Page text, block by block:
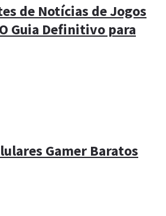
de Notícias de Jogos
Guia Definitivo para
Gamer Baratos